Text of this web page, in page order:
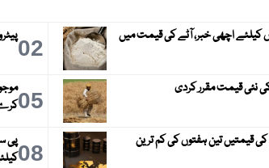
کیلئے اچھی خبر، آٹے کی قیمت میں
02
نئی قیمت مقرر کردی 05کرے
قیمتیں تین ہفتوں کی کم ترین
08پی